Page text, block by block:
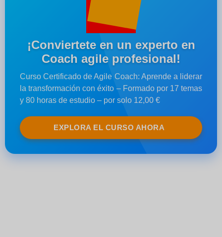
¡Conviertete en un experto en
Coach agile profesional!
Curso Certificado de Agile Coach: Aprende a liderar
la transformación con éxito – Formado por 17 temas
y 80 horas de estudio – por solo 12,00 €
EXPLORA EL CURSO AHORA